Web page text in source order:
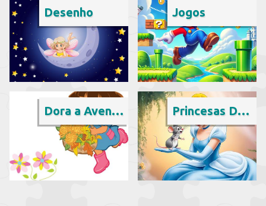
Desenho Jogos
Dora a Aventureira Princesas Disney